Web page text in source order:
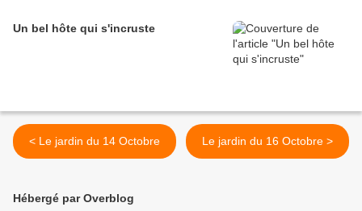
Un bel hôte qui s'incruste
< Le jardin du 14 Octobre Le jardin du 16 Octobre >
Hébergé par Overblog